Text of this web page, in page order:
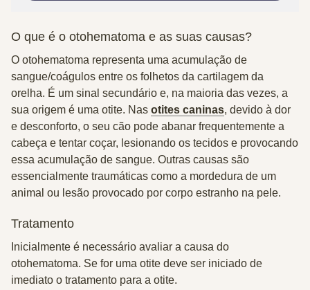
O que é o otohematoma e as suas causas?
O otohematoma representa uma acumulação de
sangue/coágulos entre os folhetos da cartilagem da
orelha. É um sinal secundário e, na maioria das vezes, a
sua origem é uma otite. Nas otites caninas, devido à dor
e desconforto, o seu cão pode abanar frequentemente a
cabeça e tentar coçar, lesionando os tecidos e provocando
essa acumulação de sangue. Outras causas são
essencialmente traumáticas como a mordedura de um
animal ou lesão provocado por corpo estranho na pele.
Tratamento
Inicialmente é necessário avaliar a causa do
otohematoma. Se for uma otite deve ser iniciado de
imediato o tratamento para a otite.